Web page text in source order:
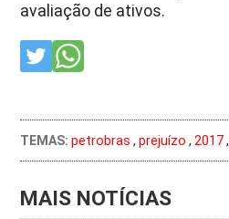
avaliação de ativos.
TEMAS: petrobras ,prejuízo , 2017,
MAIS NOTÍCIAS